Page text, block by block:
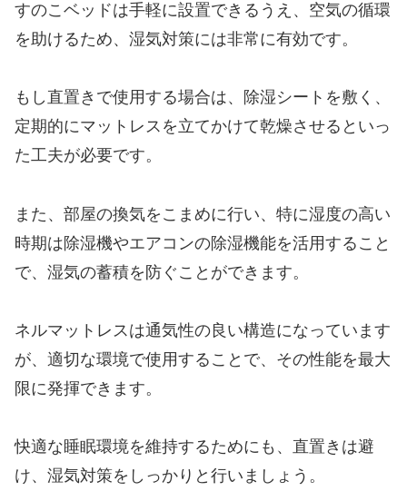
すのこベッドは手軽に設置できるうえ、空気の循環
を助けるため、湿気対策には非常に有効です。
もし直置きで使用する場合は、除湿シートを敷く、
定期的にマットレスを立てかけて乾燥させるといっ
た工夫が必要です。
また、部屋の換気をこまめに行い、特に湿度の高い
時期は除湿機やエアコンの除湿機能を活用すること
で、湿気の蓄積を防ぐことができます。
ネルマットレスは通気性の良い構造になっています
が、適切な環境で使用することで、その性能を最大
限に発揮できます。
快適な睡眠環境を維持するためにも、直置きは避
け、湿気対策をしっかりと行いましょう。